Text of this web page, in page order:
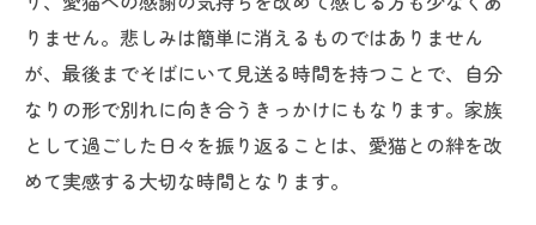
りません。悲しみは簡単に消えるものではありません
が、最後までそばにいて見送る時間を持つことで、自分
なりの形で別れに向き合うきっかけにもなります。家族
として過ごした日々を振り返ることは、愛猫との絆を改
めて実感する大切な時間となります。